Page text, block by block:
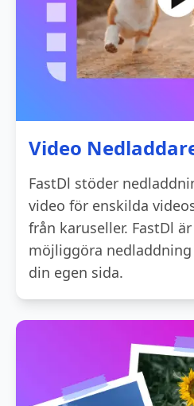
Video
FastDl stöder
video för enskilda
från karuseller. FastDl
möjliggöra nedladdning
din egen sida.